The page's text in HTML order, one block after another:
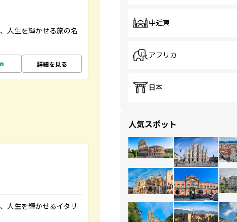
人生を輝かせる旅の名
詳細を見る
人生を輝かせるイタリ
中近東
アフリカ
日本
人気スポット